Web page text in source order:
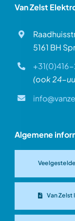
Van Zelst
5161 BH
(ook 24-
Algemene
Van Zelst